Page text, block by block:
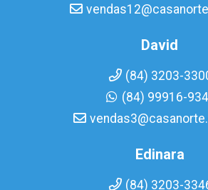
David
(84) 3203-
(84) 99916-
Edinara
(84) 3203-